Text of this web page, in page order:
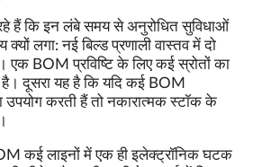
हैं कि इन लंबे समय से अनुरोधित सुविधाओं
लगा: नई बिल्ड प्रणाली वास्तव में दो
BOM प्रविष्टि के लिए कई स्रोतों का
है। दूसरा यह है कि यदि कई BOM
उपयोग करती हैं तो नकारात्मक स्टॉक के
कई लाइनों में एक ही इलेक्ट्रॉनिक घटक